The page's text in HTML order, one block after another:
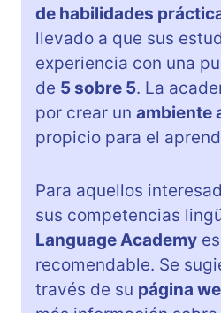
de habilidades
llevado a que sus
experiencia con una
de 5 sobre 5. La
por crear un ambiente
propicio para el
Para aquellos
sus competencias
Language Academy
recomendable. Se
través de su página